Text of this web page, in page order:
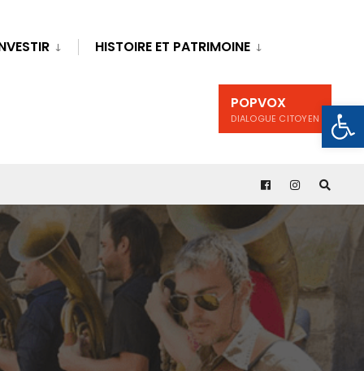
HISTOIRE ET PATRIMOINE
POPVOX
DIALOGUE CITOYEN